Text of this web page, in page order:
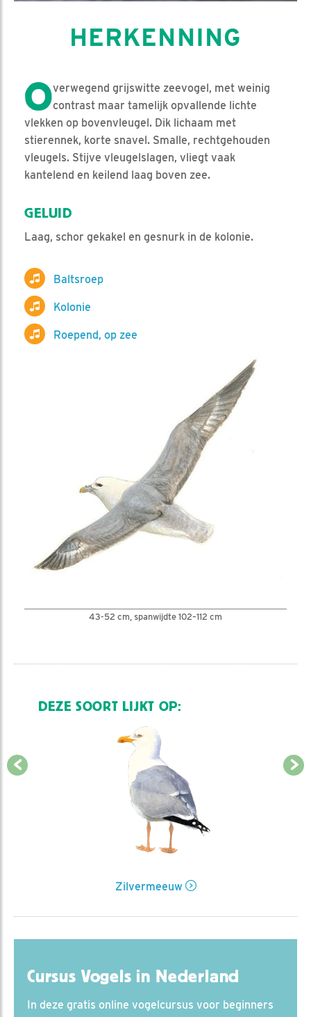
HERKENNING
Overwegend grijswitte zeevogel, met weinig
contrast maar tamelijk opvallende lichte
vlekken op bovenvleugel. Dik lichaam met
stierennek, korte snavel. Smalle, rechtgehouden
vleugels. Stijve vleugelslagen, vliegt vaak
kantelend en keilend laag boven zee.
GELUID
Laag, schor gekakel en gesnurk in de kolonie.
Baltsroep
Kolonie
Roepend, op zee
43-52 cm, spanwijdte 102–112 cm
DEZE SOORT LIJKT OP:
Zilvermeeuw
Cursus Vogels in Nederland
In deze gratis online vogelcursus voor beginners